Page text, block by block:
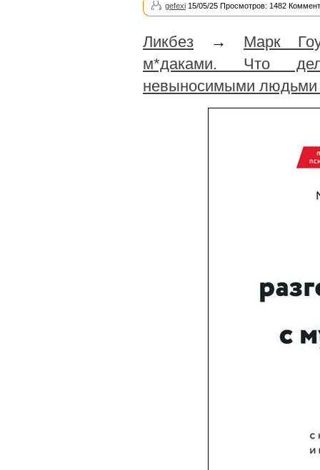
gefexi 15/05/25 Просмотров: 1482
Ликбез → Марк
м*даками. Что
невыносимыми людьми